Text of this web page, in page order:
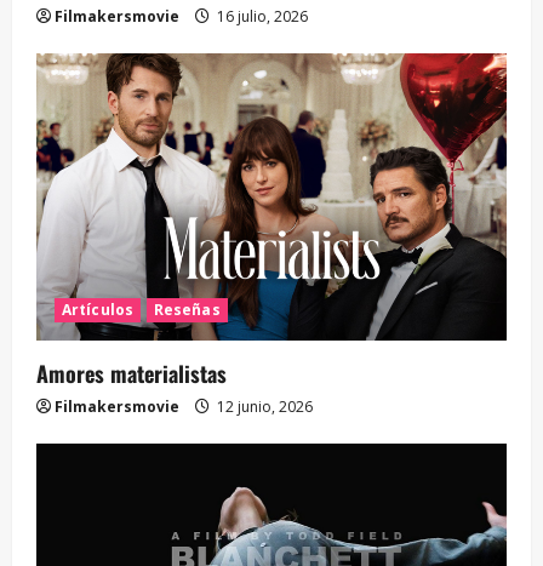
Filmakersmovie 16 julio, 2026
Artículos Reseñas
Amores materialistas
Filmakersmovie 12 junio, 2026